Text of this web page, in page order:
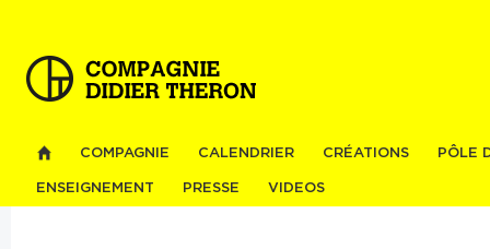
COMPAGNIE CALENDRIER CRÉATIONS PÔLE
ENSEIGNEMENT PRESSE VIDEOS